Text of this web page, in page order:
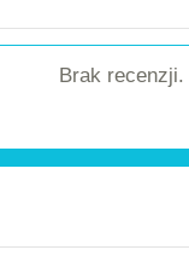
Brak recenzji.